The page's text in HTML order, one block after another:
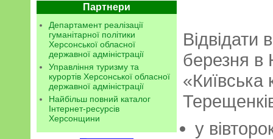
Партнери
Департамент реалізації
гуманітарної політики
Херсонської обласної
державної адміністрації
Управління туризму та
курортів Херсонської обласної
державної адміністрації
Найбільш повний каталог
Інтернет-ресурсів
Херсонщини
Відвідати
березня в
«Київська
у